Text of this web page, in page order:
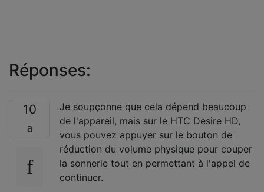
Réponses:
10
Je soupçonne que cela dépend beaucoup
de l'appareil, mais sur le HTC Desire HD,
vous pouvez appuyer sur le bouton de
réduction du volume physique pour couper
la sonnerie tout en permettant à l'appel de
continuer.